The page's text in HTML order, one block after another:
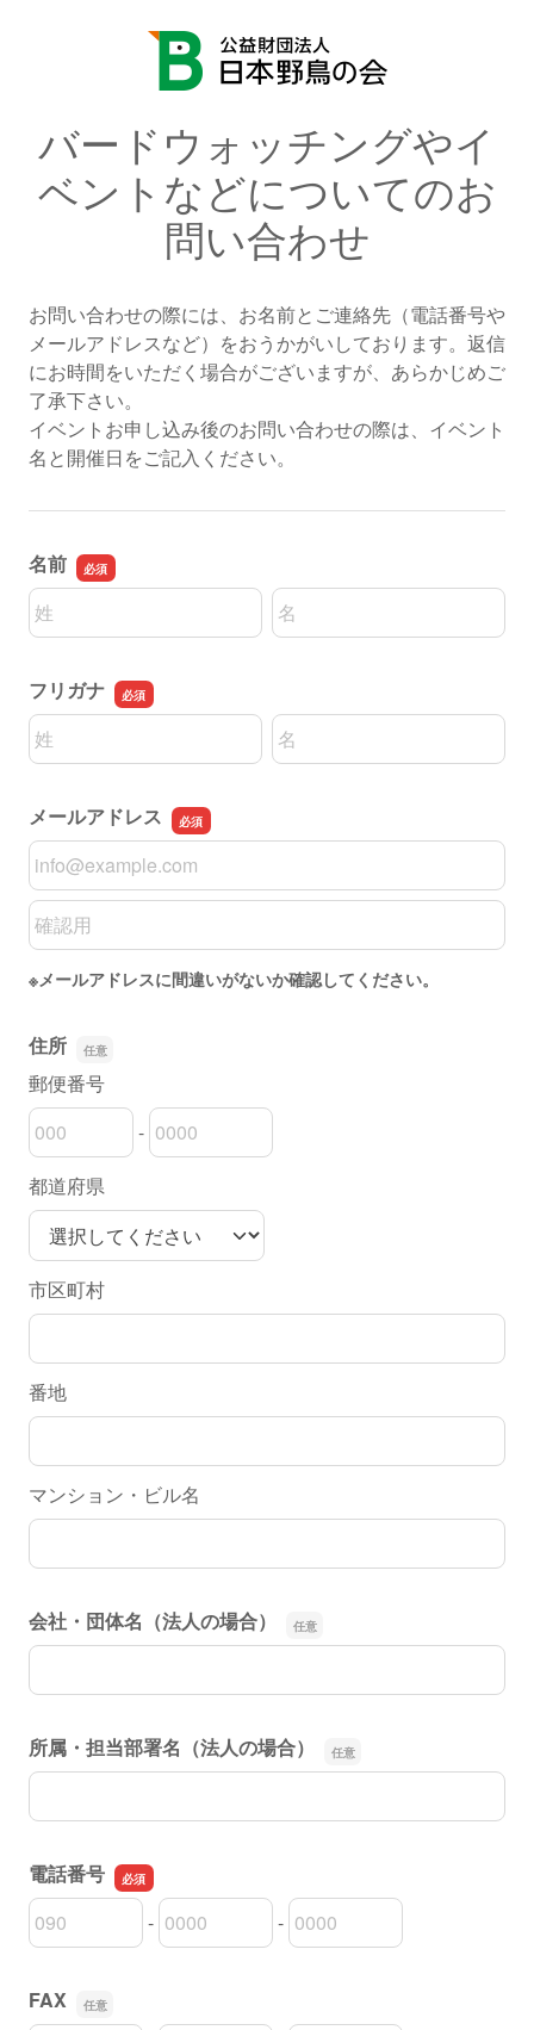
バードウォッチングやイ
ベントなどについてのお
問い合わせ
お問い合わせの際には、お名前とご連絡先（電話番号や
メールアドレスなど）をおうかがいしております。返信
にお時間をいただく場合がございますが、あらかじめご
了承下さい。
イベントお申し込み後のお問い合わせの際は、イベント
名と開催日をご記入ください。
名前
名前の姓
名前の名
フリガナ
名前の姓
名前の名
メールアドレス
メールアドレス
メールアドレスの確認用
※メールアドレスに間違いがないか確認してください。
住所
郵便番号
郵便番号の上3桁
-
郵便番号の下4桁
都道府県
市区町村
番地
マンション・ビル名
会社・団体名（法人の場合）
会社・団体名（法人の場合）
所属・担当部署名（法人の場合）
所属・担当部署名（法人の場合）
電話番号
電話番号の市外局番
-
電話番号の市内局番 -
電話番号の加入者番号
FAX